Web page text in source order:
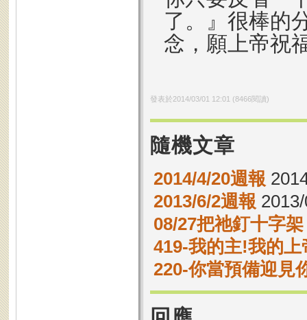
了。』很棒的
念，願上帝祝
發表於2014/03/01 12:01 (8466閱讀)
隨機文章
2014/4/20週報
2013/6/2週報
08/27把祂釘十字架
419-我的主!我的上
220-你當預備迎見